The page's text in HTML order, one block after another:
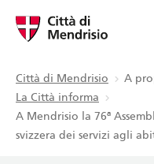
Città di Mendrisio
A
La Città informa
A Mendrisio la 76ª
svizzera dei servizi agli